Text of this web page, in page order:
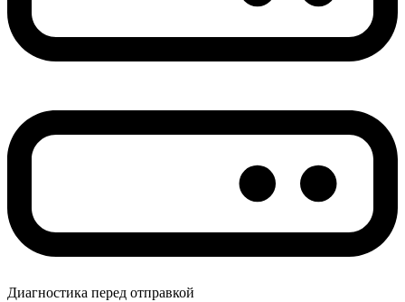
Диагностика перед отправкой